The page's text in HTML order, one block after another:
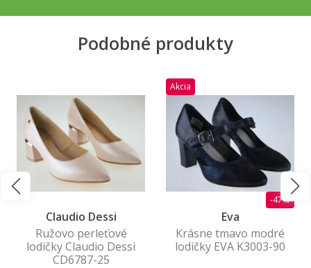
Podobné produkty
Claudio Dessi
Ružovo perleťové
lodičky Claudio Dessi
CD6787-25
Akcia
-47%
Eva
Krásne tmavo modré
lodičky EVA K3003-90